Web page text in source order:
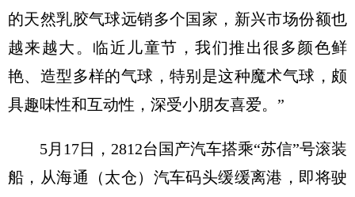
的天然乳胶气球远销多个国家，新兴市场份额也
越来越大。临近儿童节，我们推出很多颜色鲜
艳、造型多样的气球，特别是这种魔术气球，颇
具趣味性和互动性，深受小朋友喜爱。”
5月17日，2812台国产汽车搭乘“苏信”号滚装
船，从海通（太仓）汽车码头缓缓离港，即将驶